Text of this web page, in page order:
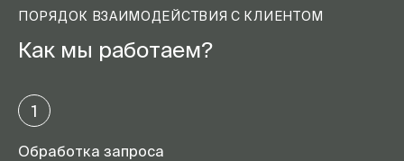
ПОРЯДОК ВЗАИМОДЕЙСТВИЯ С КЛИЕНТОМ
Как мы работаем?
1
Обработка запроса